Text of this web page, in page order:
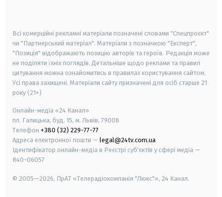
Всі комерційні рекламні матеріали позначені словами "Спецпроєкт"
чи "Партнерський матеріал". Матеріали з позначкою "Експерт",
"Позиція" відображають позицію авторів та героїв. Редакція може
не поділяти їхніх поглядів. Детальніше щодо реклами та правил
цитування можна ознайомитись в правилах користування сайтом.
Усі права захищені. Матеріали сайту призначені для осіб старше 21
року (21+)
Онлайн-медіа «24 Канал»
пл. Галицька, буд. 15, м. Львів, 79008
Телефон +380 (32) 229-77-77
Адреса електронної пошти — legal@24tv.com.ua
Ідентифікатор онлайн-медіа в Реєстрі суб'єктів у сфері медіа —
R40-06057
© 2005—2026, ПрАТ «Телерадіокомпанія "Люкс"», 24 Канал.